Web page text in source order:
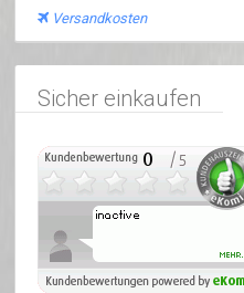
Versandkosten
Sicher einkaufen